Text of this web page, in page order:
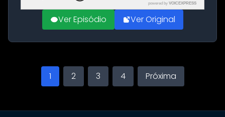
powered by VOICEXPRESS
Ver Episódio Ver Original
1 2 3 4 Próxima